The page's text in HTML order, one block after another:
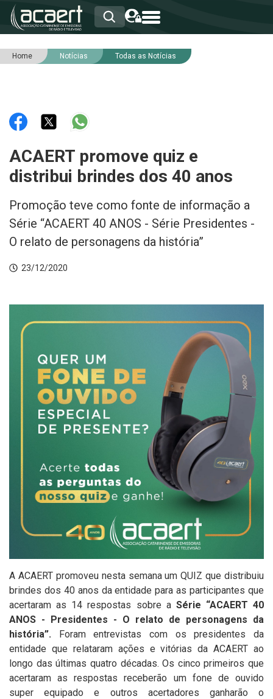
HOME
RNA
NOTÍCIAS
INTEGRIDADE
Home Notícias Todas as Notícias
ACAERT promove quiz e
distribui brindes dos 40 anos
Promoção teve como fonte de informação a
Série “ACAERT 40 ANOS - Série Presidentes -
O relato de personagens da história”
23/12/2020
A ACAERT promoveu nesta semana um QUIZ que distribuiu
brindes dos 40 anos da entidade para as participantes que
acertaram as 14 respostas sobre a Série “ACAERT 40
ANOS - Presidentes - O relato de personagens da
história”. Foram entrevistas com os presidentes da
entidade que relataram ações e vitórias da ACAERT ao
longo das últimas quatro décadas. Os cinco primeiros que
acertaram as respostas receberão um fone de ouvido
super equipado e outros acertadores ganharão o